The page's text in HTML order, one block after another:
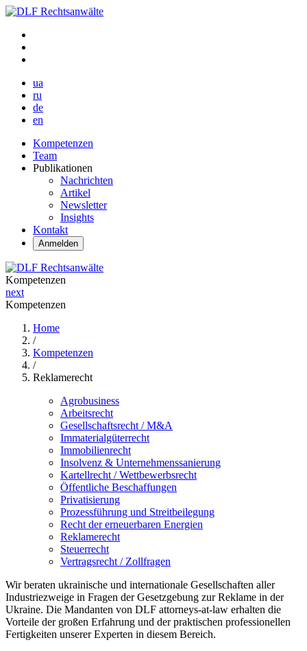
ua
ru
de
en
Kompetenzen
Team
Publikationen
Nachrichten
Artikel
Newsletter
Insights
Kontakt
Anmelden
Kompetenzen
next
Kompetenzen
Home
/
Kompetenzen
/
Reklamerecht
Agrobusiness
Arbeitsrecht
Gesellschaftsrecht / M&A
Immaterialgüterrecht
Immobilienrecht
Insolvenz & Unternehmenssanierung
Kartellrecht / Wettbewerbsrecht
Öffentliche Beschaffungen
Privatisierung
Prozessführung und Streitbeilegung
Recht der erneuerbaren Energien
Reklamerecht
Steuerrecht
Vertragsrecht / Zollfragen
Wir beraten ukrainische und internationale Gesellschaften aller
Industriezweige in Fragen der Gesetzgebung zur Reklame in der
Ukraine. Die Mandanten von DLF attorneys-at-law erhalten die
Vorteile der großen Erfahrung und der praktischen professionellen
Fertigkeiten unserer Experten in diesem Bereich.